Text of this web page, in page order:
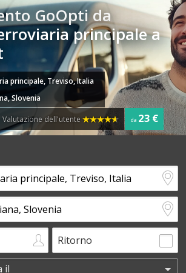
GoOpti da
principale a
principale, Treviso, Italia
Slovenia
Valutazione dell'utente da 23 €
Ritorno